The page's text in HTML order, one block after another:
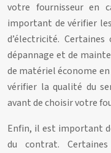
votre fournisseur en
important de vérifier
d’électricité.
dépannage et de
de matériel économe
vérifier la qualité du
avant de choisir votre
Enfin, il est important
du contrat.